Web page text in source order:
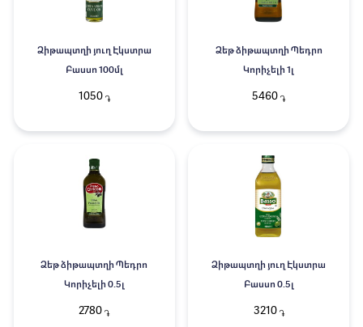
Ձիթապտղի յուղ Էկստրա
Բասսո 100մլ
1050֏
Ձեթ ձիթապտղի Պեդրո
Կորիչելի 1լ
5460 ֏
Ձեթ ձիթապտղի Պեդրո
Կորիչելի 0.5լ
2780 ֏
Ձիթապտղի յուղ Էկստրա
Բասսո 0.5լ
3210֏